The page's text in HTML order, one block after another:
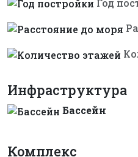
Год
Инфраструктура
Бассейн
Комплекс